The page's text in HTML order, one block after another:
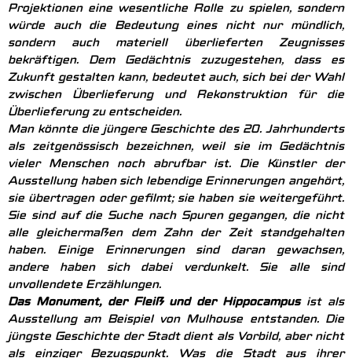
Projektionen eine wesentliche Rolle zu spielen, sondern
würde auch die Bedeutung eines nicht nur mündlich,
sondern auch materiell überlieferten Zeugnisses
bekräftigen. Dem Gedächtnis zuzugestehen, dass es
Zukunft gestalten kann, bedeutet auch, sich bei der Wahl
zwischen Überlieferung und Rekonstruktion für die
Überlieferung zu entscheiden.
Man könnte die jüngere Geschichte des 20. Jahrhunderts
als zeitgenössisch bezeichnen, weil sie im Gedächtnis
vieler Menschen noch abrufbar ist. Die Künstler der
Ausstellung haben sich lebendige Erinnerungen angehört,
sie übertragen oder gefilmt; sie haben sie weitergeführt.
Sie sind auf die Suche nach Spuren gegangen, die nicht
alle gleichermaßen dem Zahn der Zeit standgehalten
haben. Einige Erinnerungen sind daran gewachsen,
andere haben sich dabei verdunkelt. Sie alle sind
unvollendete Erzählungen.
Das Monument, der Fleiß und der Hippocampusist als
Ausstellung am Beispiel von Mulhouse entstanden. Die
jüngste Geschichte der Stadt dient als Vorbild, aber nicht
als einziger Bezugspunkt. Was die Stadt aus ihrer